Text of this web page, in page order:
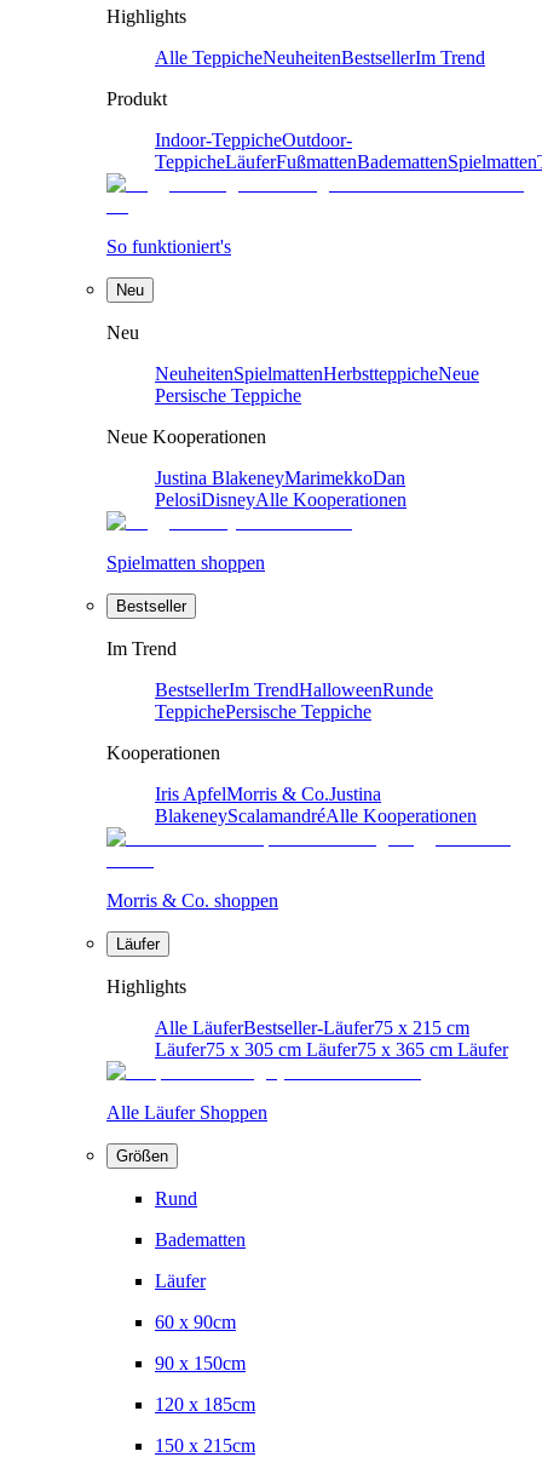
Highlights
Alle TeppicheNeuheitenBestsellerIm Trend
Produkt
Indoor-TeppicheOutdoor-
TeppicheLäuferFußmattenBademattenSpielmatten
So funktioniert's
Neu
Neu
NeuheitenSpielmattenHerbstteppicheNeue
Persische Teppiche
Neue Kooperationen
Justina BlakeneyMarimekkoDan
PelosiDisneyAlle Kooperationen
Spielmatten shoppen
Bestseller
Im Trend
BestsellerIm TrendHalloweenRunde
TeppichePersische Teppiche
Kooperationen
Iris ApfelMorris & Co.Justina
BlakeneyScalamandréAlle Kooperationen
Morris & Co. shoppen
Läufer
Highlights
Alle LäuferBestseller-Läufer75 x 215 cm
Läufer75 x 305 cm Läufer75 x 365 cm Läufer
Alle Läufer Shoppen
Größen
Rund
Badematten
Läufer
60 x 90cm
90 x 150cm
120 x 185cm
150 x 215cm